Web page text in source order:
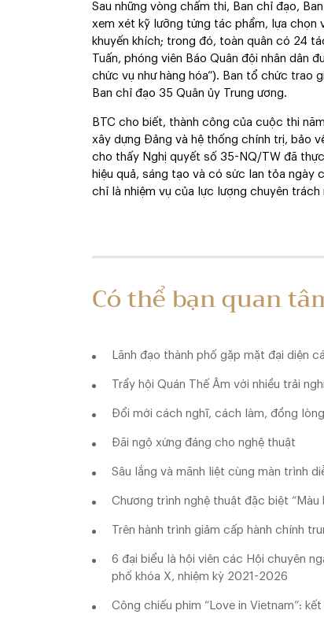
Sau những vòng chấm thi, Ban chỉ đạo,
xem xét kỹ lưỡng từng tác phẩm, lựa chọn
khuyến khích; trong đó, toàn quân có 24
Tuấn, phóng viên Báo Quân đội nhân dân
chức vụ như hàng hóa”). Ban tổ chức
Ban chỉ đạo 35 Quân ủy Trung ương.
BTC cho biết, thành công của cuộc thi
xây dựng Đảng và hệ thống chính trị, bảo
cho thấy Nghị quyết số 35-NQ/TW đã
hiệu quả, sáng tạo và có sức lan tỏa ngày
chỉ là nhiệm vụ của lực lượng chuyên
Có thể bạn quan
Lãnh đạo thành phố gặp mặt đại diện
Trẩy hội Quán Thế Âm với nhiều trải
Đổi mới cách nghĩ, cách làm, đồng
Đãi ngộ xứng đáng cho nghệ thuật
Sâu lắng và mãnh liệt cùng màn trình
Chương trình nghệ thuật đặc biệt “Màu
Trên hành trình giảm cấp hành chính
6 đại biểu là hội viên các Hội chuyên
phố khóa X, nhiệm kỳ 2021-2026
Công chiếu phim “Love in Vietnam”: